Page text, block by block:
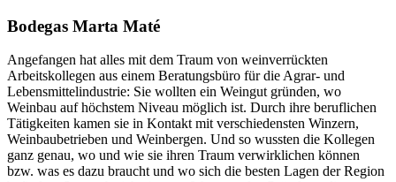
Bodegas Marta Maté
Angefangen hat alles mit dem Traum von weinverrückten
Arbeitskollegen aus einem Beratungsbüro für die Agrar- und
Lebensmittelindustrie: Sie wollten ein Weingut gründen, wo
Weinbau auf höchstem Niveau möglich ist. Durch ihre beruflichen
Tätigkeiten kamen sie in Kontakt mit verschiedensten Winzern,
Weinbaubetrieben und Weinbergen. Und so wussten die Kollegen
ganz genau, wo und wie sie ihren Traum verwirklichen können
bzw. was es dazu braucht und wo sich die besten Lagen der Region